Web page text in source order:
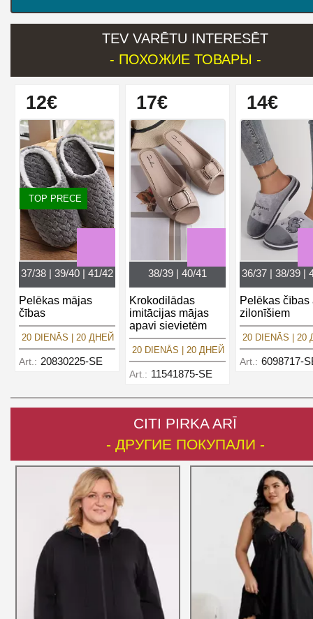
TEV VARĒTU INTERESĒT
- ПОХОЖИЕ ТОВАРЫ -
12€
TOP PRECE
37/38 | 39/40 | 41/42
Pelēkas mājas
čības
20 DIENĀS | 20 ДНЕЙ
Art.: 20830225-SE
17€
38/39 | 40/41
Krokodilādas
imitācijas mājas
apavi sievietēm
20 DIENĀS | 20 ДНЕЙ
Art.: 11541875-SE
14€
36/37 | 38/39 |
Pelēkas čības
zilonīšiem
20 DIENĀS | 20
Art.: 6098717-
CITI PIRKA ARĪ
- ДРУГИЕ ПОКУПАЛИ -